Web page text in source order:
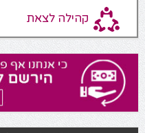
קהילה לצאת